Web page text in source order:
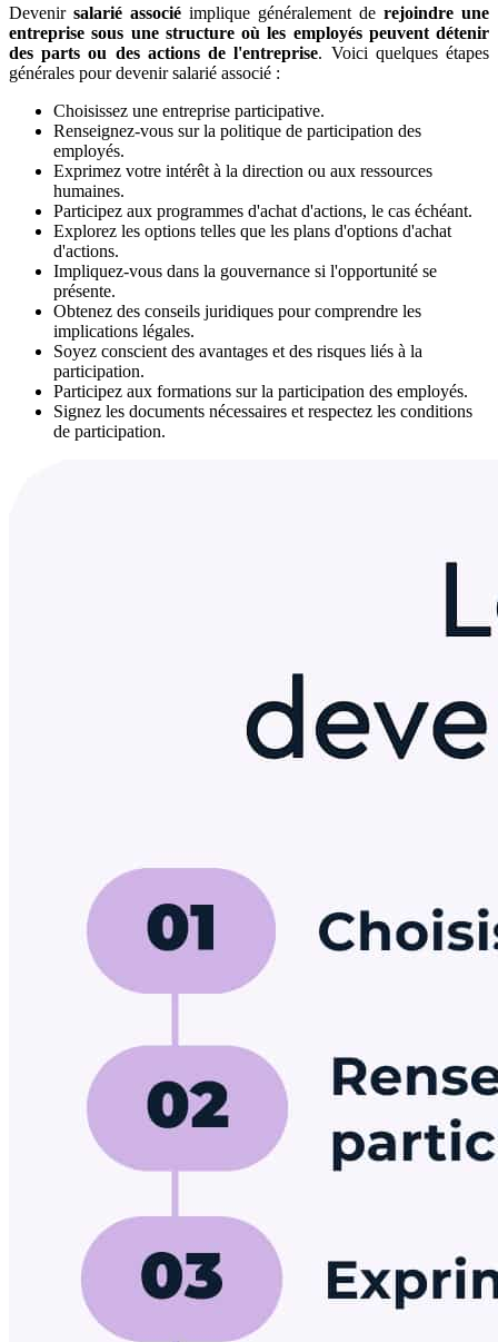
Devenir salarié associé implique généralement de rejoindre une
entreprise sous une structure où les employés peuvent détenir
des parts ou des actions de l'entreprise. Voici quelques étapes
générales pour devenir salarié associé :
Choisissez une entreprise participative.
Renseignez-vous sur la politique de participation des
employés.
Exprimez votre intérêt à la direction ou aux ressources
humaines.
Participez aux programmes d'achat d'actions, le cas échéant.
Explorez les options telles que les plans d'options d'achat
d'actions.
Impliquez-vous dans la gouvernance si l'opportunité se
présente.
Obtenez des conseils juridiques pour comprendre les
implications légales.
Soyez conscient des avantages et des risques liés à la
participation.
Participez aux formations sur la participation des employés.
Signez les documents nécessaires et respectez les conditions
de participation.